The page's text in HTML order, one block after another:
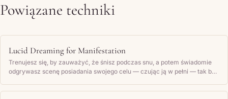
Powiązane techniki
Lucid Dreaming for Manifestation
Trenujesz się, by zauważyć, że śnisz podczas snu, a potem świadomie
odgrywasz scenę posiadania swojego celu — czując ją w pełni — tak by